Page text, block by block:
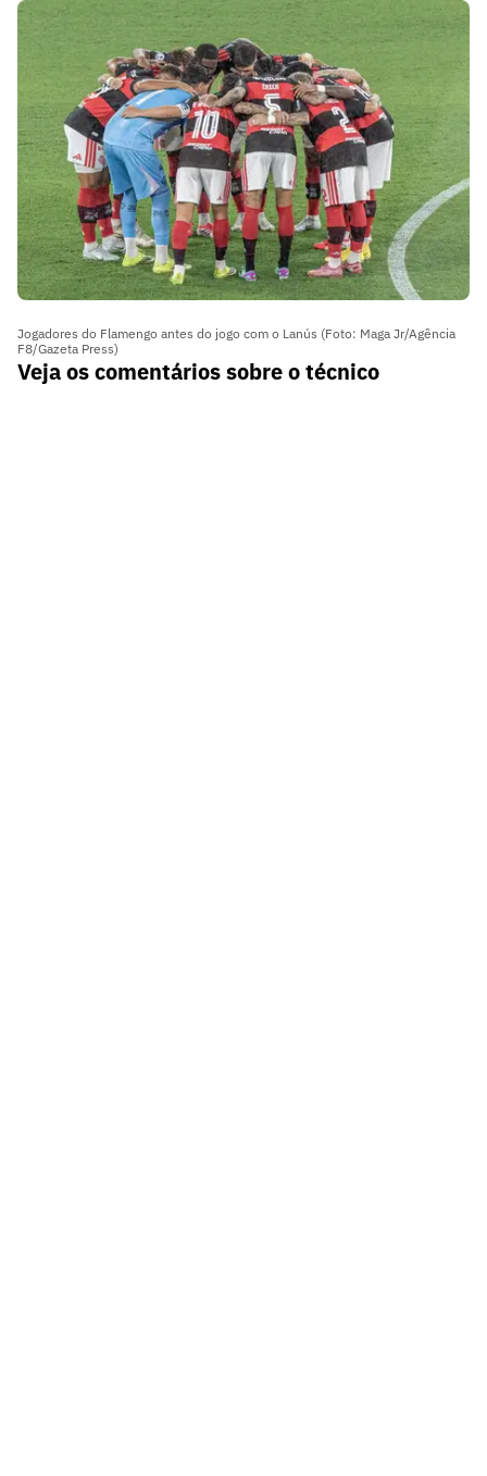
Jogadores do Flamengo antes do jogo com o Lanús (Foto: Maga Jr/Agência
F8/Gazeta Press)
Veja os comentários sobre o técnico